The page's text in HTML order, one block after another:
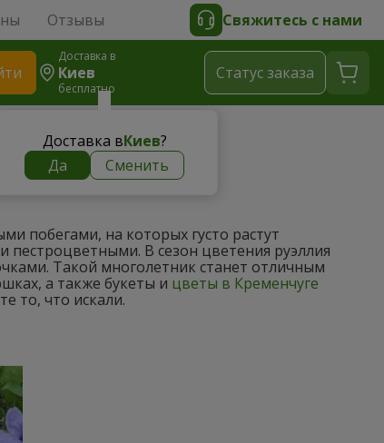
Отзывы Свяжитесь с нами
Доставка в
Киев
бесплатно
Доставка вКиев?
Да
Сменить
Cтатус заказа
побегами, на которых густо растут
пестроцветными. В сезон цветения руэллия
Такой многолетник станет отличным
а также букеты и цветы в Кременчуге
то, что искали.